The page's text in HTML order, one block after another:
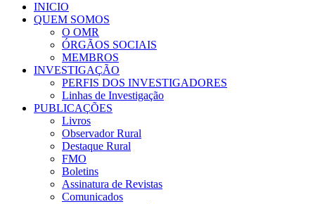
INICIO
QUEM SOMOS
O OMR
ÓRGÃOS SOCIAIS
MEMBROS
INVESTIGAÇÃO
PERFIS DOS INVESTIGADORES
Linhas de Investigação
PUBLICAÇÕES
Livros
Observador Rural
Destaque Rural
FMO
Boletins
Assinatura de Revistas
Comunicados